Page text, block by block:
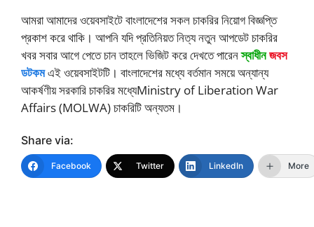
আমরা আমাদের ওয়েবসাইটে বাংলাদেশের সকল চাকরির নিয়োগ বিজ্ঞপ্তি
প্রকাশ করে থাকি। আপনি যদি প্রতিনিয়ত নিত্য নতুন আপডেট চাকরির
খবর সবার আগে পেতে চান তাহলে ভিজিট করে দেখতে পারেনস্বাধীনজবস
ডটকমএই ওয়েবসাইটটি। বাংলাদেশের মধ্যে বর্তমান সময়ে অন্যান্য
আকর্ষণীয় সরকারি চাকরির মধ্যেMinistry of Liberation War
Affairs (MOLWA) চাকরিটি অন্যতম।
Share via:
Facebook Twitter LinkedIn More